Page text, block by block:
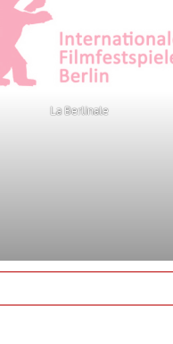
La Berlinale